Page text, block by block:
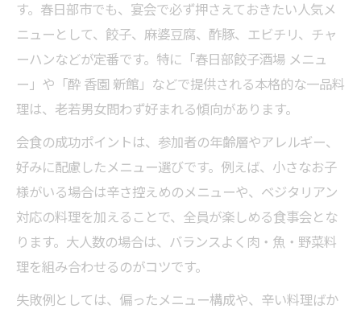
す。春日部市でも、宴会で必ず押さえておきたい人気メ
ニューとして、餃子、麻婆豆腐、酢豚、エビチリ、チャ
ーハンなどが定番です。特に「春日部餃子酒場 メニュ
ー」や「酔 香園 新館」などで提供される本格的な一品料
理は、老若男女問わず好まれる傾向があります。
会食の成功ポイントは、参加者の年齢層やアレルギー、
好みに配慮したメニュー選びです。例えば、小さなお子
様がいる場合は辛さ控えめのメニューや、ベジタリアン
対応の料理を加えることで、全員が楽しめる食事会とな
ります。大人数の場合は、バランスよく肉・魚・野菜料
理を組み合わせるのがコツです。
失敗例としては、偏ったメニュー構成や、辛い料理ばか